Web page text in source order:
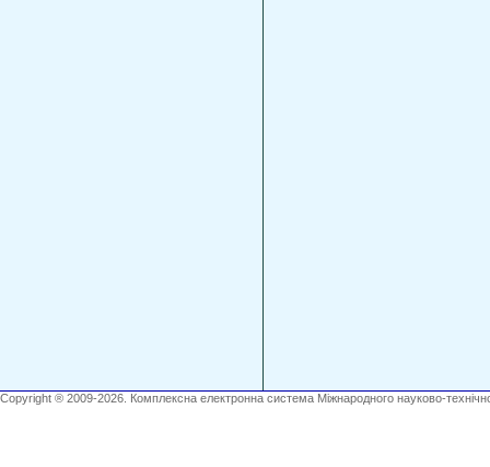
Copyright ® 2009-2026. Комплексна електронна система Міжнародного науково-